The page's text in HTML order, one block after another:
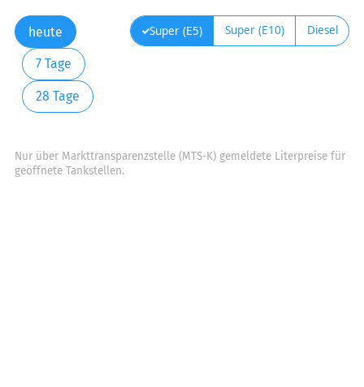
heute
7 Tage
28 Tage
Super (E5) Super (E10) Diesel
Nur über Markttransparenzstelle (MTS-K) gemeldete Literpreise für
geöffnete Tankstellen.